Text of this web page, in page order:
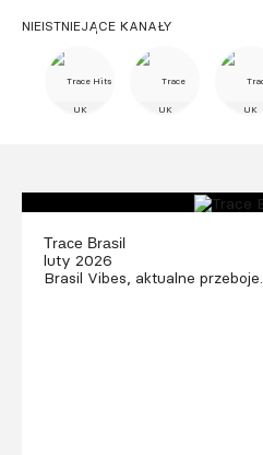
NIEISTNIEJĄCE KANAŁY
UK UK UK
Trace Brasil
luty 2026
Brasil Vibes, aktualne przeboje.